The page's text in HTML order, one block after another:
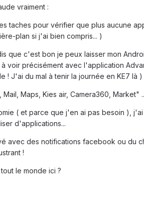
vraiment :
taches pour vérifier que plus aucune
plan si j'ai bien compris... )
que c'est bon je peux laisser mon
voir précisément avec l'application
! J'ai du mal à tenir la journée en KE7 là )
Maps, Kies air, Camera360,
( et parce que j'en ai pas besoin ),
d'applications...
avec des notifications facebook ou du
!
le monde ici ?